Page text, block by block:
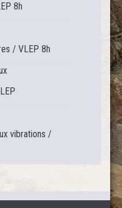
8h
/ VLEP 8h
vibrations /